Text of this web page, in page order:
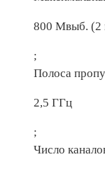
800 Мвыб. (2
;
Полоса
2,5 ГГц
;
Число